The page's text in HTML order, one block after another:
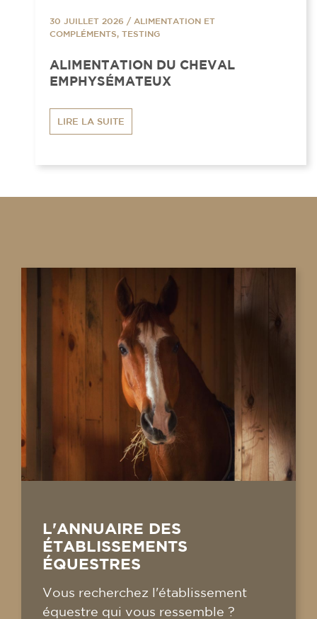
30 JUILLET 2026 / ALIMENTATION ET
COMPLÉMENTS, TESTING
ALIMENTATION DU CHEVAL
EMPHYSÉMATEUX
LIRE LA SUITE
L'ANNUAIRE DES
ÉTABLISSEMENTS
ÉQUESTRES
Vous recherchez l'établissement
équestre qui vous ressemble ?